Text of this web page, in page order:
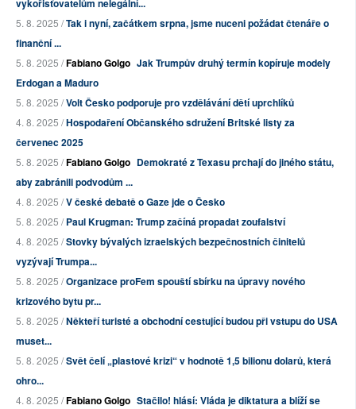
vykořisťovatelům nelegální...
5. 8. 2025 /Tak i nyní, začátkem srpna, jsme nuceni požádat čtenáře o
finanční ...
5. 8. 2025 /Fabiano Golgo Jak Trumpův druhý termín kopíruje modely
Erdogan a Maduro
5. 8. 2025 /Volt Česko podporuje pro vzdělávání dětí uprchlíků
4. 8. 2025 /Hospodaření Občanského sdružení Britské listy za
červenec 2025
5. 8. 2025 /Fabiano Golgo Demokraté z Texasu prchají do jiného státu,
aby zabránili podvodům ...
4. 8. 2025 /V české debatě o Gaze jde o Česko
5. 8. 2025 /Paul Krugman: Trump začíná propadat zoufalství
4. 8. 2025 /Stovky bývalých izraelských bezpečnostních činitelů
vyzývají Trumpa...
5. 8. 2025 /Organizace proFem spouští sbírku na úpravy nového
krizového bytu pr...
5. 8. 2025 /Někteří turisté a obchodní cestující budou při vstupu do USA
muset...
5. 8. 2025 /Svět čelí „plastové krizi“ v hodnotě 1,5 bilionu dolarů, která
ohro...
4. 8. 2025 /Fabiano Golgo Stačilo! hlásí: Vláda je diktatura a blíží se